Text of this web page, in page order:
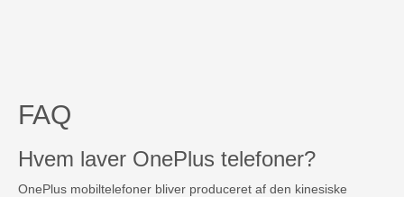
FAQ
Hvem laver OnePlus telefoner?
OnePlus mobiltelefoner bliver produceret af den kinesiske